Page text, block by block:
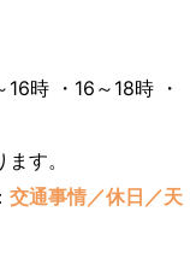
16時 ・16～18時 ・
す。
交通事情／休日／天